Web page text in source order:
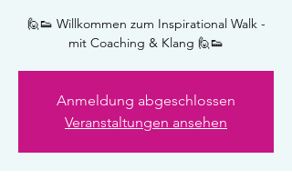
🙋👟 Willkommen zum Inspirational Walk -
mit Coaching & Klang 🙋👟
Anmeldung abgeschlossen
Veranstaltungen ansehen